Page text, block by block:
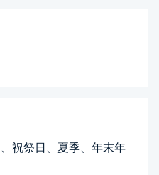
祝祭日、夏季、年末年